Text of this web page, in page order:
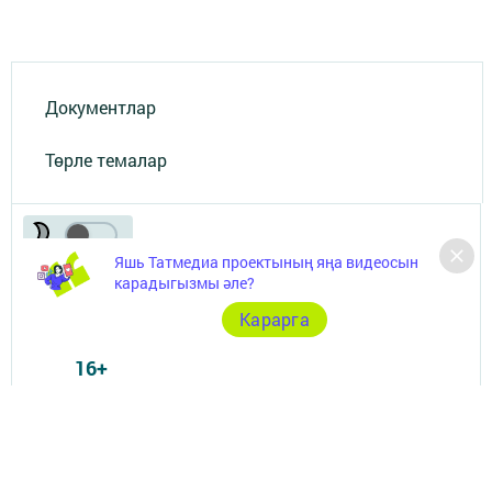
Документлар
Төрле темалар
Яшь Татмедиа проектының яңа видеосын
карадыгызмы әле?
Карарга
(843) 222 09 84
16+